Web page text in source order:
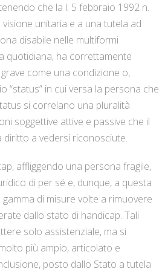
che la l. 5 febbraio 1992 n.
unitaria e a una tutela ad
disabile nelle multiformi
quotidiana, ha correttamente
come una condizione o,
“status” in cui versa la persona che
si correlano una pluralità
soggettive attive e passive che il
a vedersi riconosciute.
affliggendo una persona fragile,
di per sé e, dunque, a questa
di misure volte a rimuovere
dallo stato di handicap. Tali
solo assistenziale, ma si
più ampio, articolato e
posto dallo Stato a tutela